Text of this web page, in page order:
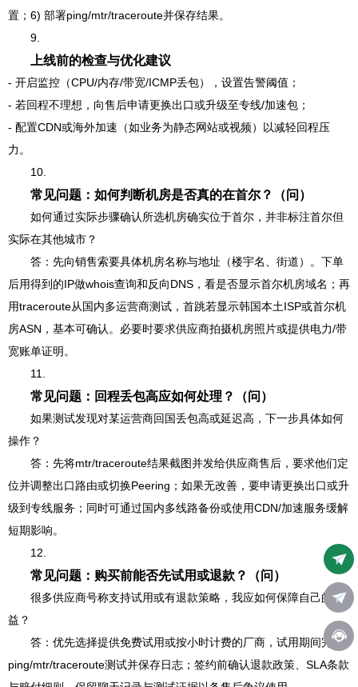
置；6) 部署ping/mtr/traceroute并保存结果。
9.
上线前的检查与优化建议
- 开启监控（CPU/内存/带宽/ICMP丢包），设置告警阈值；
- 若回程不理想，向售后申请更换出口或升级至专线/加速包；
- 配置CDN或海外加速（如业务为静态网站或视频）以减轻回程压
力。
10.
常见问题：如何判断机房是否真的在首尔？（问）
如何通过实际步骤确认所选机房确实位于首尔，并非标注首尔但
实际在其他城市？
答：先向销售索要具体机房名称与地址（楼宇名、街道）。下单
后用得到的IP做whois查询和反向DNS，看是否显示首尔机房域名；再
用traceroute从国内多运营商测试，首跳若显示韩国本土ISP或首尔机
房ASN，基本可确认。必要时要求供应商拍摄机房照片或提供电力/带
宽账单证明。
11.
常见问题：回程丢包高应如何处理？（问）
如果测试发现对某运营商回国丢包高或延迟高，下一步具体如何
操作？
答：先将mtr/traceroute结果截图并发给供应商售后，要求他们定
位并调整出口路由或切换Peering；如果无改善，要申请更换出口或升
级到专线服务；同时可通过国内多线路备份或使用CDN/加速服务缓解
短期影响。
12.
常见问题：购买前能否先试用或退款？（问）
很多供应商号称支持试用或有退款策略，我应如何保障自己的权
益？
答：优先选择提供免费试用或按小时计费的厂商，试用期间完成
ping/mtr/traceroute测试并保存日志；签约前确认退款政策、SLA条款